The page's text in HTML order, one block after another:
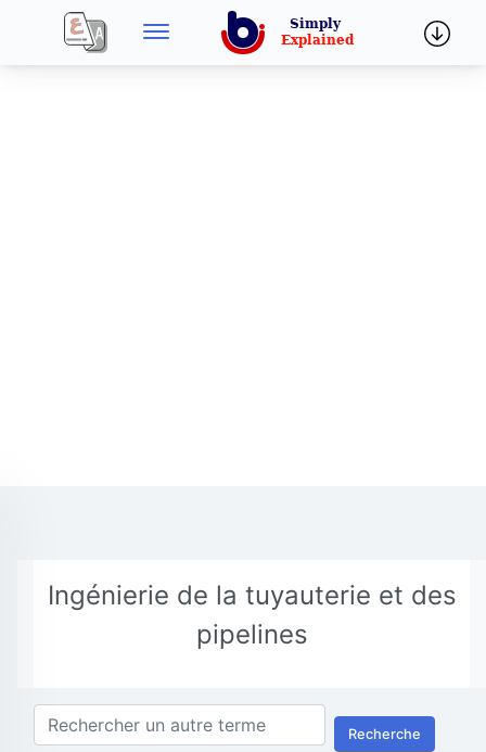
Ingénierie de la tuyauterie et des
pipelines
Recherche